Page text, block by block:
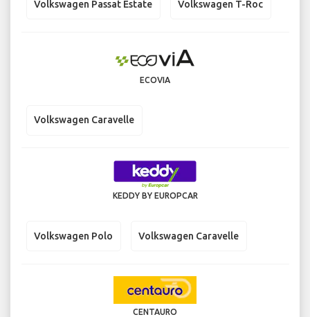
Volkswagen Passat Estate Volkswagen T-Roc
ECOVIA
Volkswagen Caravelle
KEDDY BY EUROPCAR
Volkswagen Polo Volkswagen Caravelle
CENTAURO